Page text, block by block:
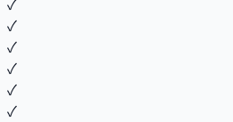
✓
✓
✓
✓
✓